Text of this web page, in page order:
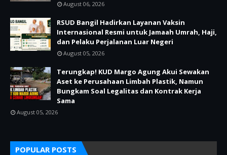
August 06, 2026
RSUD Bangil Hadirkan Layanan Vaksin
Internasional Resmi untuk Jamaah Umrah, Haji,
dan Pelaku Perjalanan Luar Negeri
August 05, 2026
Terungkap! KUD Margo Agung Akui Sewakan
Aset ke Perusahaan Limbah Plastik, Namun
Bungkam Soal Legalitas dan Kontrak Kerja
Sama
August 05, 2026
POPULAR POSTS